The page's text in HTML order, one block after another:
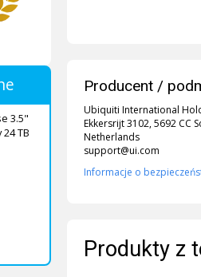
3.5"
TB
Producent /
Ubiquiti International
Ekkersrijt 3102, 5692 CC
Netherlands
support@ui.com
Informacje o
Produkty z